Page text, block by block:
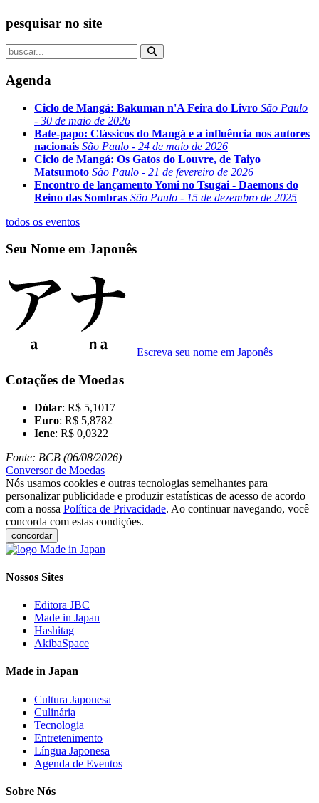
pesquisar no site
Agenda
Ciclo de Mangá: Bakuman n'A Feira do Livro São Paulo
- 30 de maio de 2026
Bate-papo: Clássicos do Mangá e a influência nos autores
nacionais São Paulo - 24 de maio de 2026
Ciclo de Mangá: Os Gatos do Louvre, de Taiyo
Matsumoto São Paulo - 21 de fevereiro de 2026
Encontro de lançamento Yomi no Tsugai - Daemons do
Reino das Sombras São Paulo - 15 de dezembro de 2025
todos os eventos
Seu Nome em Japonês
Escreva seu nome em Japonês
Cotações de Moedas
Dólar: R$ 5,1017
Euro: R$ 5,8782
Iene: R$ 0,0322
Fonte: BCB (06/08/2026)
Conversor de Moedas
Nós usamos cookies e outras tecnologias semelhantes para
personalizar publicidade e produzir estatísticas de acesso de acordo
com a nossa Política de Privacidade. Ao continuar navegando, você
concorda com estas condições.
concordar
Nossos Sites
Editora JBC
Made in Japan
Hashitag
AkibaSpace
Made in Japan
Cultura Japonesa
Culinária
Tecnologia
Entretenimento
Língua Japonesa
Agenda de Eventos
Sobre Nós